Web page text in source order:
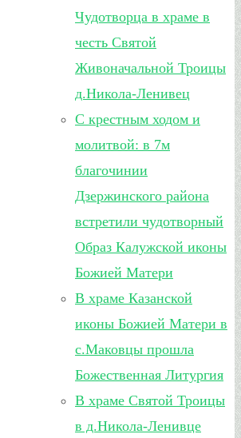
Чудотворца в храме в
честь Святой
Живоначальной Троицы
д.Никола-Ленивец
С крестным ходом и
молитвой: в 7м
благочинии
Дзержинского района
встретили чудотворный
Образ Калужской иконы
Божией Матери
В храме Казанской
иконы Божией Матери в
с.Маковцы прошла
Божественная Литургия
В храме Святой Троицы
в д.Никола-Ленивце